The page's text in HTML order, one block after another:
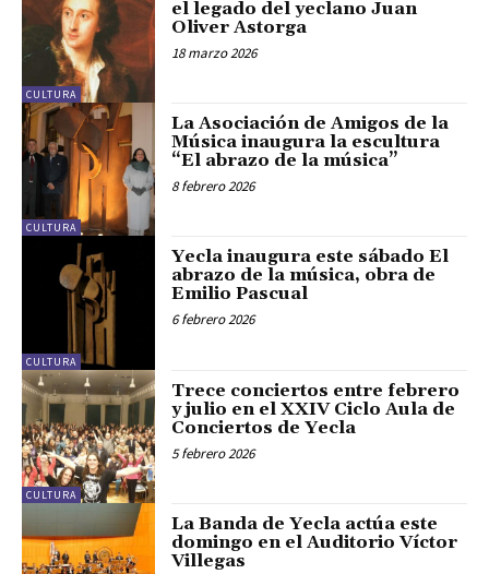
CULTURA
el legado del yeclano Juan
Oliver Astorga
18 marzo 2026
CULTURA
La Asociación de Amigos de la
Música inaugura la escultura
“El abrazo de la música”
8 febrero 2026
CULTURA
Yecla inaugura este sábado El
abrazo de la música, obra de
Emilio Pascual
6 febrero 2026
CULTURA
Trece conciertos entre febrero
y julio en el XXIV Ciclo Aula de
Conciertos de Yecla
5 febrero 2026
La Banda de Yecla actúa este
domingo en el Auditorio Víctor
Villegas